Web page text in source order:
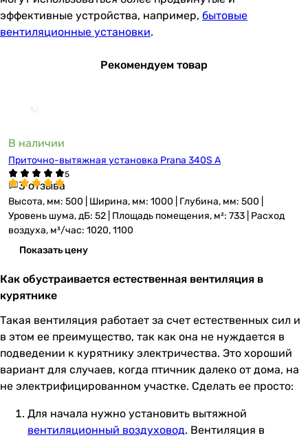
эффективные устройства, например, бытовые
вентиляционные установки.
Рекомендуем товар
В наличии
Приточно-вытяжная установка Prana 340S A
3 отзыва
Высота, мм: 500 | Ширина, мм: 1000 | Глубина, мм: 500 |
Уровень шума, дБ: 52 | Площадь помещения, м²: 733 | Расход
воздуха, м³/час: 1020, 1100
Показать цену
Как обустраивается естественная вентиляция в
курятнике
Такая вентиляция работает за счет естественных сил и
в этом ее преимущество, так как она не нуждается в
подведении к курятнику электричества. Это хороший
вариант для случаев, когда птичник далеко от дома, на
не электрифицированном участке. Сделать ее просто:
Для начала нужно установить вытяжной
вентиляционный воздуховод. Вентиляция в